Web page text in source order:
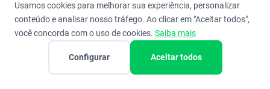
perante
a
Receita
Usamos cookies para melhorar sua experiência, personalizar
conteúdo e analisar nosso tráfego. Ao clicar em "Aceitar todos",
você concorda com o uso de cookies. Saiba mais
Configurar Aceitar todos